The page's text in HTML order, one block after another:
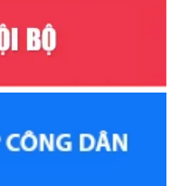
chủ sở hữu tang vật,
thác cát trái phép
quản lý hợp pháp